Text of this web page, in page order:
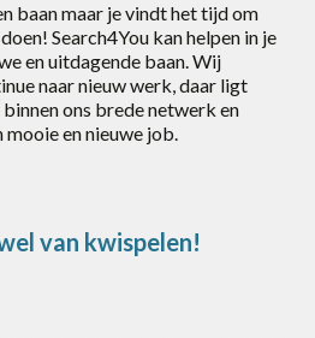
baan maar je vindt het tijd om
Search4You kan helpen in je
en uitdagende baan. Wij
naar nieuw werk, daar ligt
ons brede netwerk en
en nieuwe job.
van kwispelen!